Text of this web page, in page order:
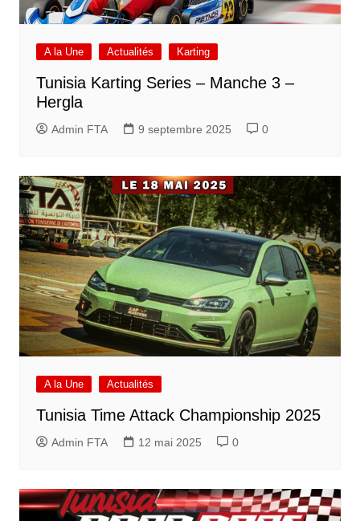
A la Une Actualités Karting
Tunisia Karting Series – Manche 3 –
Hergla
Admin FTA 9 septembre 2025 0
A la Une Actualités
Tunisia Time Attack Championship 2025
Admin FTA 12 mai 2025 0